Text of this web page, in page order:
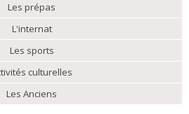
Les prépas
L'internat
Les sports
culturelles
Les Anciens